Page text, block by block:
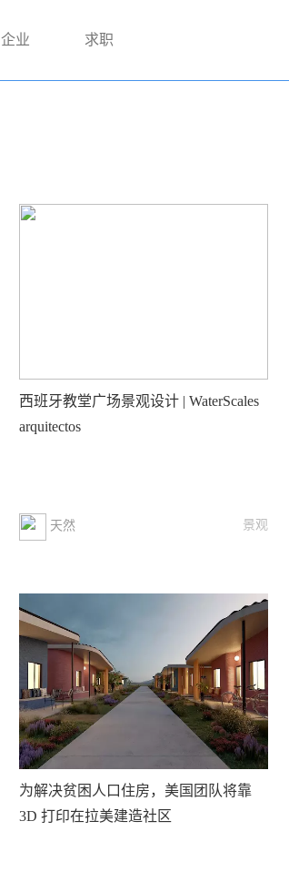
企业 求职
西班牙教堂广场景观设计 | WaterScales
arquitectos
天然 景观
为解决贫困人口住房，美国团队将靠
3D 打印在拉美建造社区